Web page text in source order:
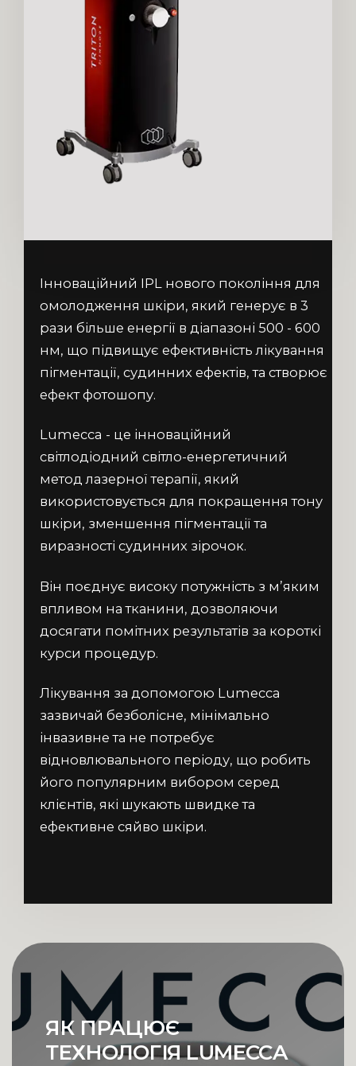
Інноваційний IPL нового покоління для
омолодження шкіри, який генерує в 3
рази більше енергії в діапазоні 500 - 600
нм, що підвищує ефективність лікування
пігментації, судинних ефектів, та створює
ефект фотошопу.
Lumecca - це інноваційний
світлодіодний світло-енергетичний
метод лазерної терапії, який
використовується для покращення тону
шкіри, зменшення пігментації та
виразності судинних зірочок.
Він поєднує високу потужність з м’яким
впливом на тканини, дозволяючи
досягати помітних результатів за короткі
курси процедур.
Лікування за допомогою Lumecca
зазвичай безболісне, мінімально
інвазивне та не потребує
відновлювального періоду, що робить
його популярним вибором серед
клієнтів, які шукають швидке та
ефективне сяйво шкіри.
ЯК ПРАЦЮЄ
ТЕХНОЛОГІЯ LUMECCA